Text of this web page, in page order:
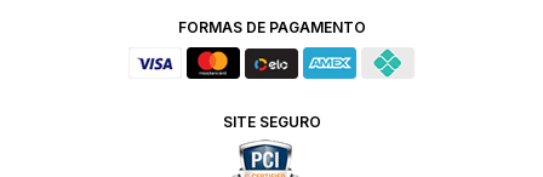
FORMAS DE PAGAMENTO
SITE SEGURO